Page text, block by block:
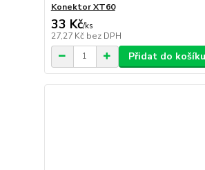
Konektor XT60
33 Kč/ks
27,27 Kč bez DPH
Přidat do košíku